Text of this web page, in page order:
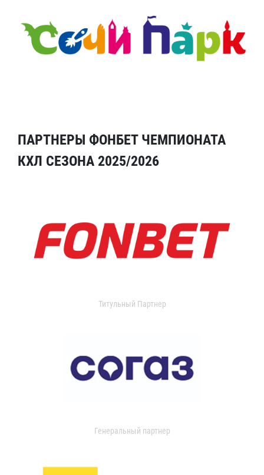
ПАРТНЕРЫ ФОНБЕТ ЧЕМПИОНАТА
КХЛ СЕЗОНА 2025/2026
Титульный Партнер
Генеральный партнер